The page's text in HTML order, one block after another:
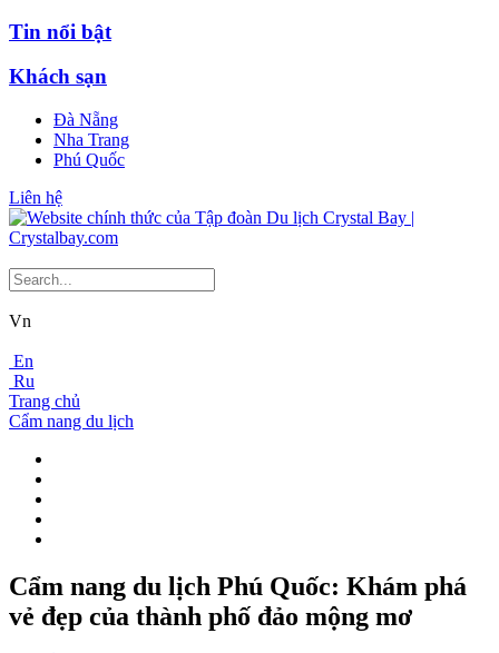
Tin nổi bật
Khách sạn
Đà Nẵng
Nha Trang
Phú Quốc
Liên hệ
Vn
En
Ru
Trang chủ
Cẩm nang du lịch
Cẩm nang du lịch Phú Quốc: Khám phá
vẻ đẹp của thành phố đảo mộng mơ